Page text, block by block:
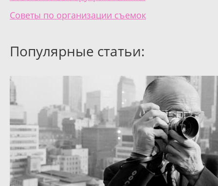
Советы по организации съемок
Популярные статьи: